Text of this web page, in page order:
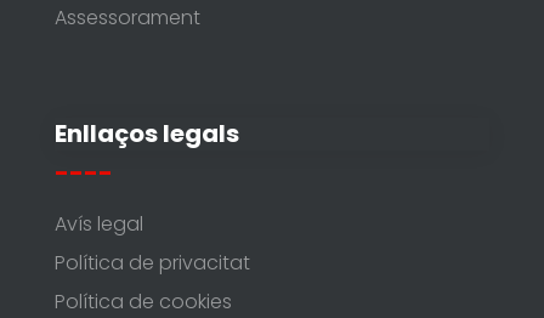
Assessorament
Enllaços legals
----
Avís legal
Política de privacitat
Política de cookies